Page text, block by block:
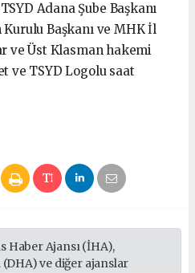
Adana Şube Başkanı
Başkanı ve MHK İl
ve Üst Klasman hakemi
ve TSYD Logolu saat
Haber Ajansı (İHA),
ve diğer ajanslar